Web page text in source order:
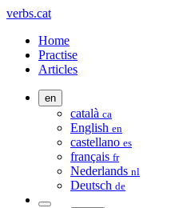
verbs.cat
Home
Practise
Articles
en
català ca
English en
castellano es
français fr
Nederlands nl
Deutsch de